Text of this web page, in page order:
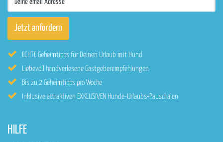
ECHTE Geheimtipps für Deinen Urlaub mit Hund
Liebevoll handverlesene Gastgeberempfehlungen
Bis zu 2 Geheimtipps pro Woche
Inklusive attraktiven EXKLUSIVEN Hunde-Urlaubs-Pauschalen
HILFE